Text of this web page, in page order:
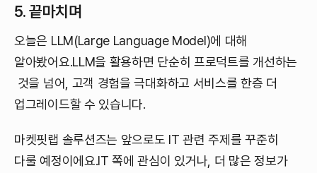
5. 끝마치며
오늘은 LLM(Large Language Model)에 대해
알아봤어요.LLM을 활용하면 단순히 프로덕트를 개선하는
것을 넘어, 고객 경험을 극대화하고 서비스를 한층 더
업그레이드할 수 있습니다.
마켓핏랩 솔루션즈는 앞으로도 IT 관련 주제를 꾸준히
다룰 예정이에요.IT 쪽에 관심이 있거나, 더 많은 정보가